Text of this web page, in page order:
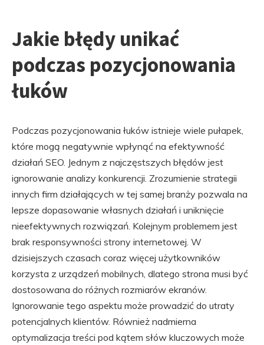
Jakie błędy unikać
podczas pozycjonowania
łuków
Podczas pozycjonowania łuków istnieje wiele pułapek,
które mogą negatywnie wpłynąć na efektywność
działań SEO. Jednym z najczęstszych błędów jest
ignorowanie analizy konkurencji. Zrozumienie strategii
innych firm działających w tej samej branży pozwala na
lepsze dopasowanie własnych działań i uniknięcie
nieefektywnych rozwiązań. Kolejnym problemem jest
brak responsywności strony internetowej. W
dzisiejszych czasach coraz więcej użytkowników
korzysta z urządzeń mobilnych, dlatego strona musi być
dostosowana do różnych rozmiarów ekranów.
Ignorowanie tego aspektu może prowadzić do utraty
potencjalnych klientów. Również nadmierna
optymalizacja treści pod kątem słów kluczowych może